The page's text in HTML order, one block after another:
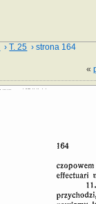
›T. 25 › strona 164
«